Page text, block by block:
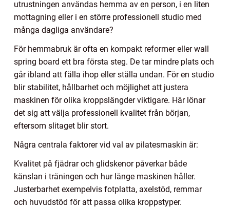
utrustningen användas hemma av en person, i en liten
mottagning eller i en större professionell studio med
många dagliga användare?
För hemmabruk är ofta en kompakt reformer eller wall
spring board ett bra första steg. De tar mindre plats och
går ibland att fälla ihop eller ställa undan. För en studio
blir stabilitet, hållbarhet och möjlighet att justera
maskinen för olika kroppslängder viktigare. Här lönar
det sig att välja professionell kvalitet från början,
eftersom slitaget blir stort.
Några centrala faktorer vid val av pilatesmaskin är:
Kvalitet på fjädrar och glidskenor påverkar både
känslan i träningen och hur länge maskinen håller.
Justerbarhet exempelvis fotplatta, axelstöd, remmar
och huvudstöd för att passa olika kroppstyper.